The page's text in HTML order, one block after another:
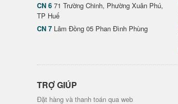
CN 6 71 Trường Chinh, Phường Xuân Phú,
TP Huế
CN 7 Lâm Đồng 05 Phan Đình Phùng
TRỢ GIÚP
Đặt hàng và thanh toán qua web